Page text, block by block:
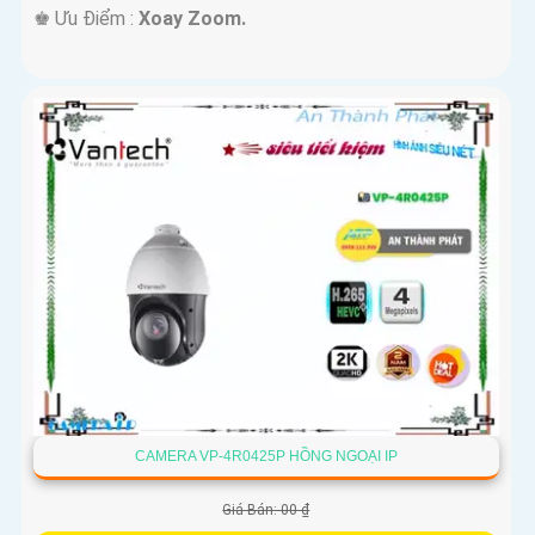
️♚ Ưu Điểm : Xoay Zoom.
CAMERA VP-4R0425P HỒNG NGOẠI IP
Giá Bán: 00 ₫